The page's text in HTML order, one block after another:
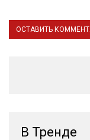
В Тренде